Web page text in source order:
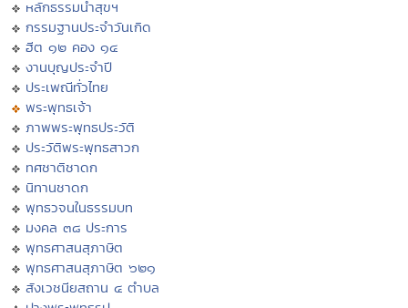
หลักธรรมนำสุขฯ
กรรมฐานประจำวันเกิด
ฮีต ๑๒ คอง ๑๔
งานบุญประจำปี
ประเพณีทั่วไทย
พระพุทธเจ้า
ภาพพระพุทธประวัติ
ประวัติพระพุทธสาวก
ทศชาติชาดก
นิทานชาดก
พุทธวจนในธรรมบท
มงคล ๓๘ ประการ
พุทธศาสนสุภาษิต
พุทธศาสนสุภาษิต ๖๒๑
สังเวชนียสถาน ๔ ตำบล